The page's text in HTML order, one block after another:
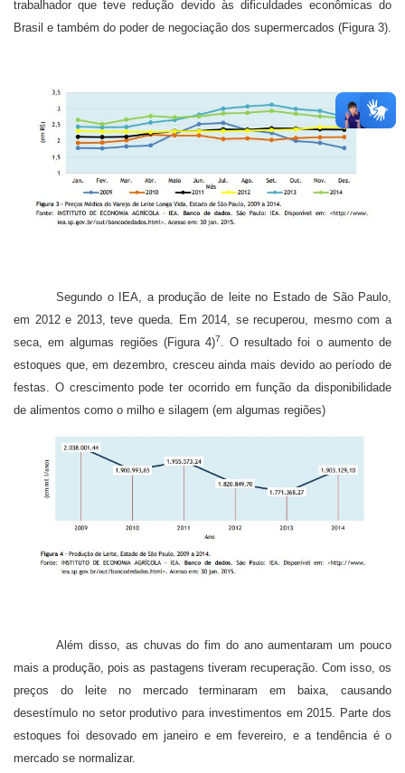
trabalhador que teve redução devido às dificuldades econômicas do
Brasil e também do poder de negociação dos supermercados (Figura 3).
Segundo o IEA, a produção de leite no Estado de São Paulo,
em 2012 e 2013, teve queda. Em 2014, se recuperou, mesmo com a
seca, em algumas regiões (Figura 4)7
. O resultado foi o aumento de
estoques que, em dezembro, cresceu ainda mais devido ao período de
festas. O crescimento pode ter ocorrido em função da disponibilidade
de alimentos como o milho e silagem (em algumas regiões)
Além disso, as chuvas do fim do ano aumentaram um pouco
mais a produção, pois as pastagens tiveram recuperação. Com isso, os
preços do leite no mercado terminaram em baixa, causando
desestímulo no setor produtivo para investimentos em 2015. Parte dos
estoques foi desovado em janeiro e em fevereiro, e a tendência é o
mercado se normalizar.